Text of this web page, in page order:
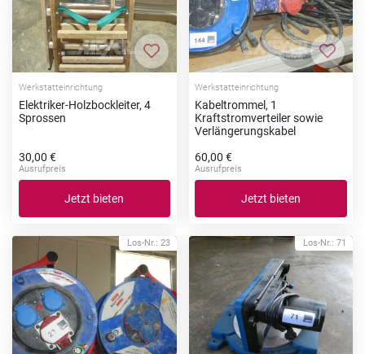
Zur Merkliste hinzufügen
Werkstatteinrichtung
Elektriker-Holzbockleiter, 4
Sprossen
30,00 €
Ausrufpreis
Jetzt bieten
Zur
Werkstatteinrichtung
Kabeltrommel, 1
Kraftstromverteiler sowie
Verlängerungskabel
60,00 €
Ausrufpreis
Jetzt bieten
Los-Nr.: 23 Los-Nr.: 71